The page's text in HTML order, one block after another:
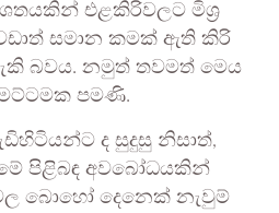
එළකිරිවලට මිශ්‍ර
සමාන කමක් ඇති කිරි
බවය. නමුත් තවමත් මෙය
පමණි.
ද සුදුසු නිසාත්,
පිළිබඳ අවබෝධයකින්
බොහෝ දෙනෙක් නැවුම්